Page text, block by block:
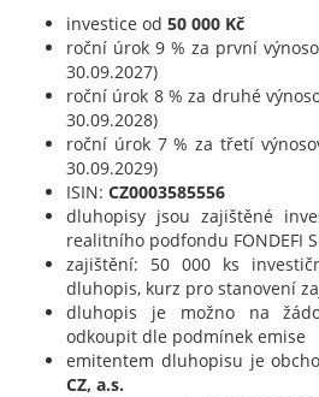
investice od 50 000 Kč
roční úrok 9 % za první
30.09.2027)
roční úrok 8 % za druhé
30.09.2028)
roční úrok 7 % za třetí
30.09.2029)
ISIN: CZ0003585556
dluhopisy jsou zajištěné
realitního podfondu FONDEFI
zajištění: 50 000 ks
dluhopis, kurz pro stanovení
dluhopis je možno na
odkoupit dle podmínek emise
emitentem dluhopisu je
CZ, a.s.